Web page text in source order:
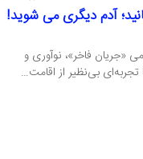
آدم دیگری می شوید!
«جریان فاخر»، نوآوری و
تجربه‌ای بی‌نظیر از اقامت…